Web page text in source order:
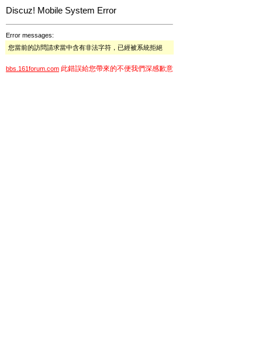
Discuz! Mobile System Error
Error messages:
您當前的訪問請求當中含有非法字符，已經被系統拒絕
bbs.161forum.com 此錯誤給您帶來的不便我們深感歉意